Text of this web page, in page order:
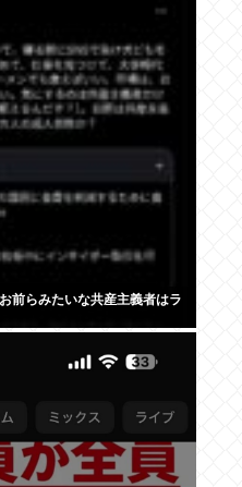
前らみたいな共産主義者はラ